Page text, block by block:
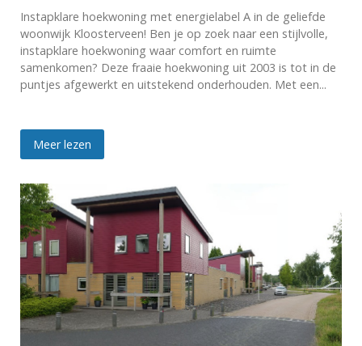
Instapklare hoekwoning met energielabel A in de geliefde
woonwijk Kloosterveen! Ben je op zoek naar een stijlvolle,
instapklare hoekwoning waar comfort en ruimte
samenkomen? Deze fraaie hoekwoning uit 2003 is tot in de
puntjes afgewerkt en uitstekend onderhouden. Met een...
Meer lezen